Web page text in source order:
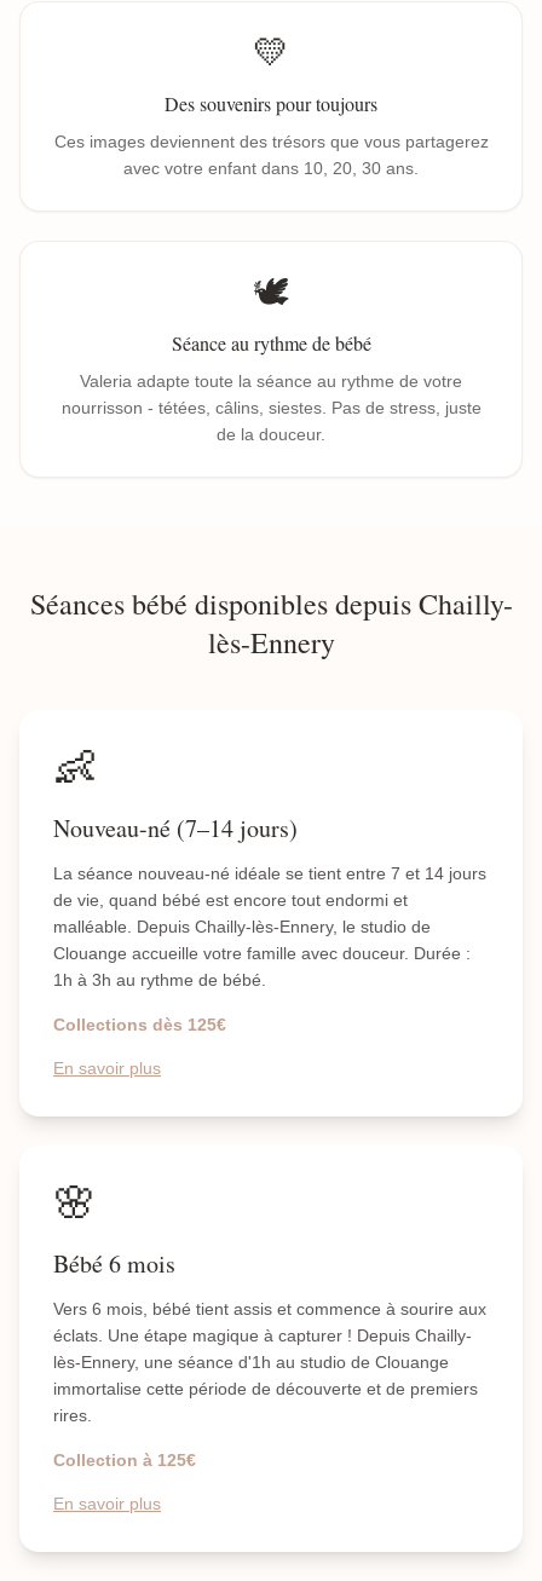
💛
Des souvenirs pour toujours
Ces images deviennent des trésors que vous partagerez
avec votre enfant dans 10, 20, 30 ans.
🕊️
Séance au rythme de bébé
Valeria adapte toute la séance au rythme de votre
nourrisson - tétées, câlins, siestes. Pas de stress, juste
de la douceur.
Séances bébé disponibles depuis Chailly-
lès-Ennery
👶
Nouveau-né (7–14 jours)
La séance nouveau-né idéale se tient entre 7 et 14 jours
de vie, quand bébé est encore tout endormi et
malléable. Depuis Chailly-lès-Ennery, le studio de
Clouange accueille votre famille avec douceur. Durée :
1h à 3h au rythme de bébé.
Collections dès 125€
En savoir plus
🌸
Bébé 6 mois
Vers 6 mois, bébé tient assis et commence à sourire aux
éclats. Une étape magique à capturer ! Depuis Chailly-
lès-Ennery, une séance d'1h au studio de Clouange
immortalise cette période de découverte et de premiers
rires.
Collection à 125€
En savoir plus